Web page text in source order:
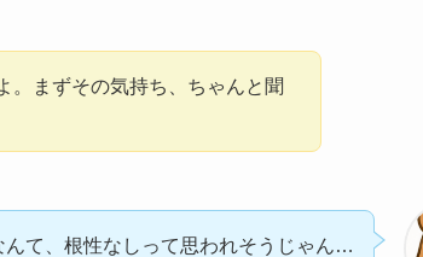
。まずその気持ち、ちゃんと聞
んて、根性なしって思われそうじゃん…